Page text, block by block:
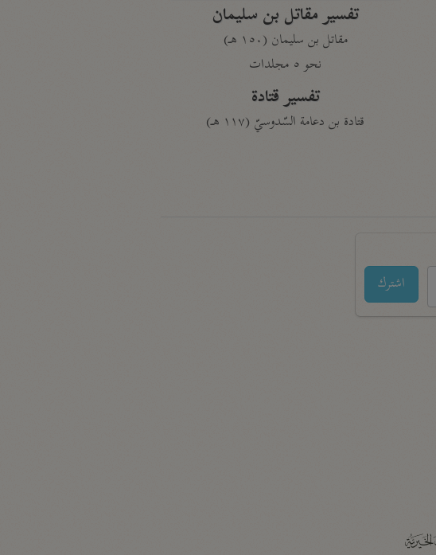
تفسير مقاتل بن سليمان
مقاتل بن سليمان (١٥٠ هـ)
نحو ٥ مجلدات
تفسير قتادة
قتادة بن دعامة السّدوسيّ (١١٧ هـ)
اشترك